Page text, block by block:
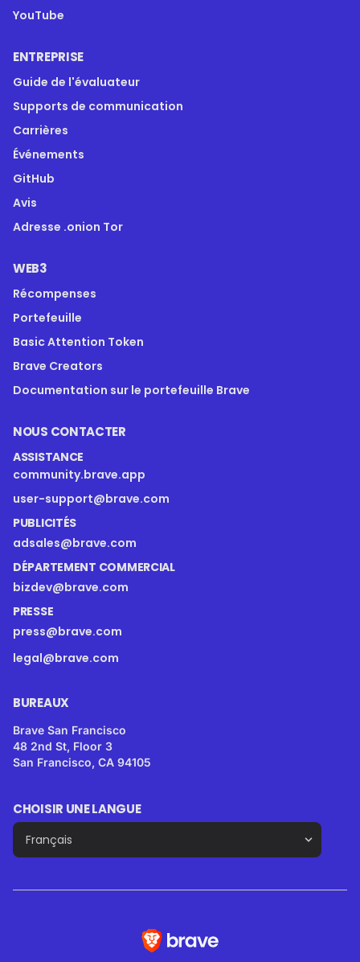
YouTube
ENTREPRISE
Guide de l'évaluateur
Supports de communication
Carrières
Événements
GitHub
Avis
Adresse .onion Tor
WEB3
Récompenses
Portefeuille
Basic Attention Token
Brave Creators
Documentation sur le portefeuille Brave
NOUS CONTACTER
ASSISTANCE
community.brave.app
user-support@brave.com
PUBLICITÉS
adsales@brave.com
DÉPARTEMENT COMMERCIAL
bizdev@brave.com
PRESSE
press@brave.com
legal@brave.com
BUREAUX
Brave San Francisco
48 2nd St, Floor 3
San Francisco, CA 94105
CHOISIR UNE LANGUE